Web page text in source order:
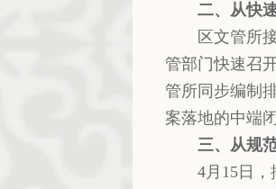
二、从快
区文管所
管部门快速召
管所同步编制
案落地的中端闭
三、从规
4月15日